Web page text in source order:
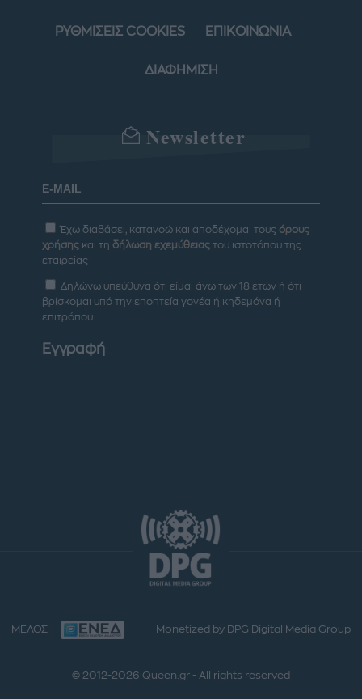
ΡΥΘΜΙΣΕΙΣ COOKIES ΕΠΙΚΟΙΝΩΝΙΑ
ΔΙΑΦΗΜΙΣΗ
Newsletter
Έχω διαβάσει, κατανοώ και αποδέχομαι τους όρους
χρήσης και τη δήλωση εχεμύθειας του ιστοτόπου της
εταιρείας
Δηλώνω υπεύθυνα ότι είμαι άνω των 18 ετών ή ότι
βρίσκομαι υπό την εποπτεία γονέα ή κηδεμόνα ή
επιτρόπου
Εγγραφή
ΜΕΛΟΣ Monetized by DPG Digital Media Group
© 2012-2026 Queen.gr - All rights reserved